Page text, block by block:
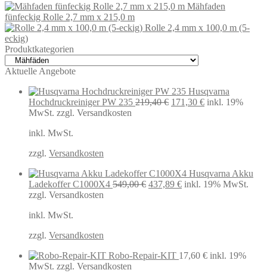
Mähfaden
fünfeckig Rolle 2,7 mm x 215,0 m
Rolle 2,4 mm x 100,0 m (5-
eckig)
Produktkategorien
Aktuelle Angebote
Husqvarna
Hochdruckreiniger PW 235 219,40€ Ursprünglicher
171,30 €Aktueller
inkl. 19%
MwSt. zzgl. Versandkosten
inkl. MwSt.
zzgl. Versandkosten
Husqvarna Akku
Ladekoffer C1000X4 549,00€ Ursprünglicher
437,89 €Aktueller
inkl. 19% MwSt.
zzgl. Versandkosten
inkl. MwSt.
zzgl. Versandkosten
Robo-Repair-KIT 17,60 € inkl. 19%
MwSt. zzgl. Versandkosten